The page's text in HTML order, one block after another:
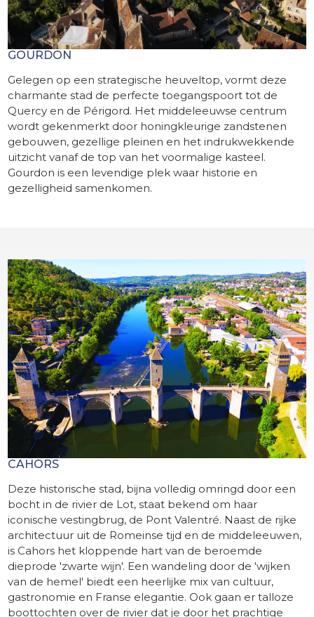
GOURDON
Gelegen op een strategische heuveltop, vormt deze
charmante stad de perfecte toegangspoort tot de
Quercy en de Périgord. Het middeleeuwse centrum
wordt gekenmerkt door honingkleurige zandstenen
gebouwen, gezellige pleinen en het indrukwekkende
uitzicht vanaf de top van het voormalige kasteel.
Gourdon is een levendige plek waar historie en
gezelligheid samenkomen.
CAHORS
Deze historische stad, bijna volledig omringd door een
bocht in de rivier de Lot, staat bekend om haar
iconische vestingbrug, de Pont Valentré. Naast de rijke
architectuur uit de Romeinse tijd en de middeleeuwen,
is Cahors het kloppende hart van de beroemde
dieprode 'zwarte wijn'. Een wandeling door de 'wijken
van de hemel' biedt een heerlijke mix van cultuur,
gastronomie en Franse elegantie. Ook gaan er talloze
boottochten over de rivier dat je door het prachtige